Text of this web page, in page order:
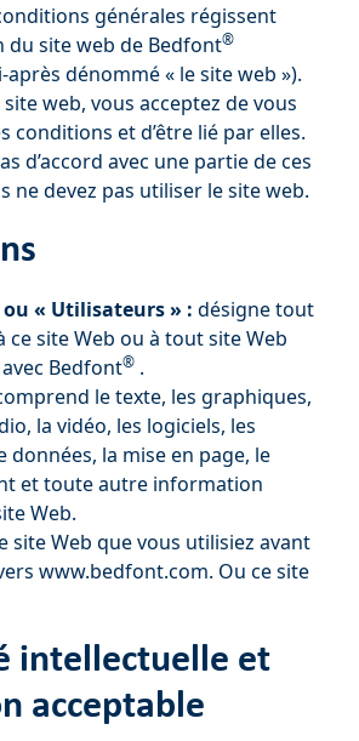
générales régissent
site web de Bedfont®
après dénommé « le site web »).
web, vous acceptez de vous
conditions et d’être lié par elles.
d’accord avec une partie de ces
ne devez pas utiliser le site web.
« Utilisateurs » : désigne tout
ce site Web ou à tout site Web
Bedfont® .
le texte, les graphiques,
la vidéo, les logiciels, les
données, la mise en page, le
et toute autre information
Web.
site Web que vous utilisiez avant
www.bedfont.com. Ou ce site
intellectuelle et
acceptable